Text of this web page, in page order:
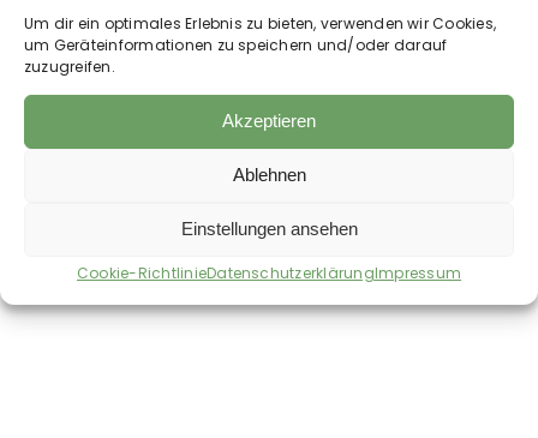
Um dir ein optimales Erlebnis zu bieten, verwenden wir Cookies,
um Geräteinformationen zu speichern und/oder darauf
zuzugreifen.
Akzeptieren
Ablehnen
Einstellungen ansehen
Cookie-RichtlinieDatenschutzerklärungImpressum
Kentucky Horsewear
– Baseball Cap
Velvet Sammy
30,99€
Kentucky Horsewear
– Reitsportsocken
zzgl.Versandkosten